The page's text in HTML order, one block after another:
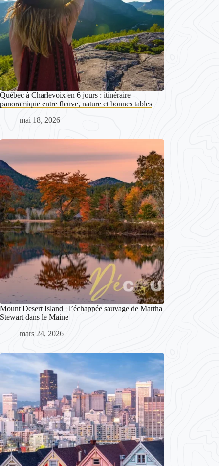
Québec à Charlevoix en 6 jours : itinéraire
panoramique entre fleuve, nature et bonnes tables
mai 18, 2026
Mount Desert Island : l’échappée sauvage de Martha
Stewart dans le Maine
mars 24, 2026